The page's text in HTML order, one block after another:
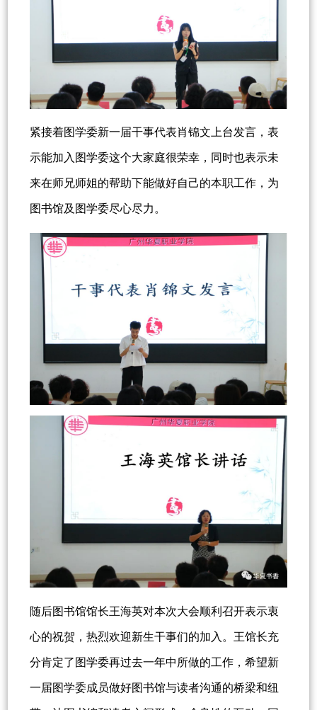
紧接着图学委新一届干事代表肖锦文上台发言，表
示能加入图学委这个大家庭很荣幸，同时也表示未
来在师兄师姐的帮助下能做好自己的本职工作，为
图书馆及图学委尽心尽力。
随后图书馆馆长王海英对本次大会顺利召开表示衷
心的祝贺，热烈欢迎新生干事们的加入。王馆长充
分肯定了图学委再过去一年中所做的工作，希望新
一届图学委成员做好图书馆与读者沟通的桥梁和纽